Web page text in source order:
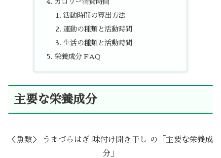
カロリー消費時間
活動時間の算出方法
運動の種類と活動時間
生活の種類と活動時間
栄養成分 FAQ
主要な栄養成分
＜魚類＞ うまづらはぎ 味付け開き干し の「主要な栄養成
分」